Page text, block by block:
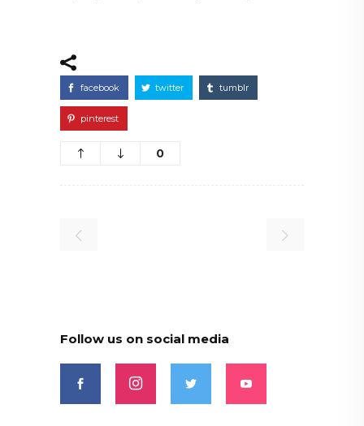
facebook twitter tumblr
pinterest
0
Follow us on social media